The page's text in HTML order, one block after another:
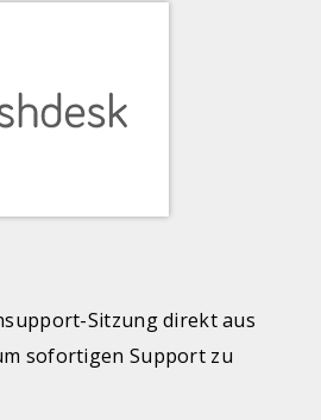
Sitzung direkt aus
sofortigen Support zu